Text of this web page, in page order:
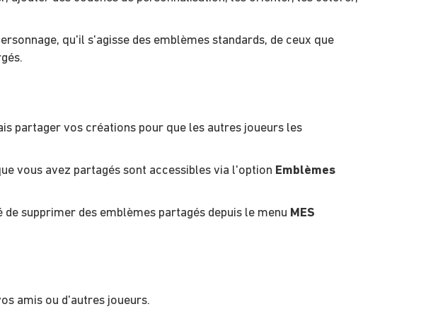
qu'il s'agisse des emblèmes standards, de ceux que
partager vos créations pour que les autres joueurs les
vous avez partagés sont accessibles via l'option Emblèmes
supprimer des emblèmes partagés depuis le menu MES
amis ou d'autres joueurs.